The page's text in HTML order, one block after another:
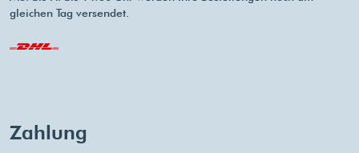
gleichen Tag versendet.
Zahlung